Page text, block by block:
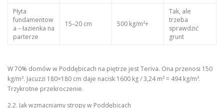
Płyta
fundamentow
a – łazienka na
parterze
15–20 cm 500 kg/m²+
Tak, ale
trzeba
sprawdzić
grunt
W 70% domów w Poddębicach na piętrze jest Teriva. Ona przenosi 150
kg/m². Jacuzzi 180×180 cm daje nacisk 1600 kg / 3,24 m² = 494 kg/m².
Trzykrotne przekroczenie.
2.2. Jak wzmacniamy stropy w Poddębicach